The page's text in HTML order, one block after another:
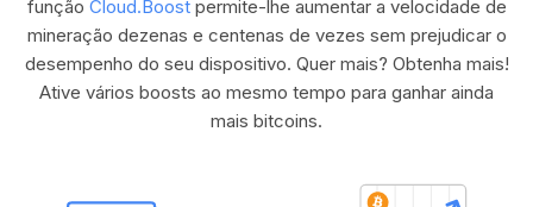
função Cloud.Boostpermite-lhe aumentar a velocidade de
mineração dezenas e centenas de vezes sem prejudicar o
desempenho do seu dispositivo. Quer mais? Obtenha mais!
Ative vários boosts ao mesmo tempo para ganhar ainda
mais bitcoins.